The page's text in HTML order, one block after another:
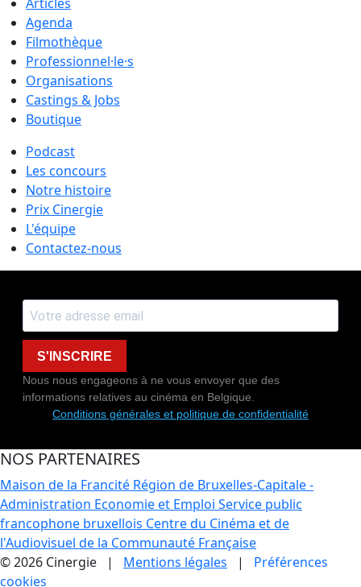
Agenda
Filmothèque
Professionnel·le·s
Organisations
Castings & Jobs
Boutique
Podcast
Les concours
Notre histoire
Prix Cinergie
L'équipe
Contactez-nous
S'INSCRIRE
Nous nous engageons à ne vous envoyer que des
informations relatives au cinéma en Belgique.
Conditions générales et politique de confidentialité
NOS PARTENAIRES
Maison de la Francité Région de Bruxelles-Capitale -
Administration Economie et Emploi Service public
francophone bruxellois Centre du Cinéma et de
l'Audiovisuel de la Communauté Française
© 2026 Cinergie | Mentions légales | Préférences
cookies